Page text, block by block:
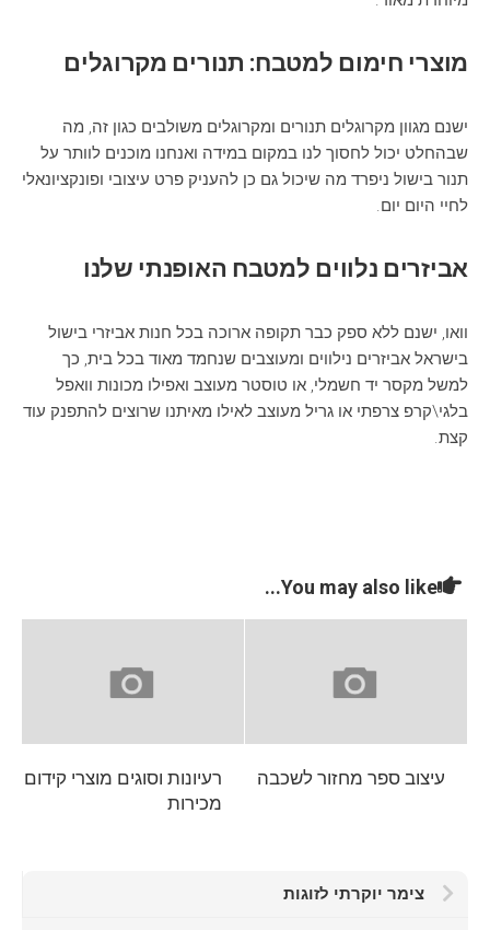
מוצרי חימום למטבח: תנורים מקרוגלים
ישנם מגוון מקרוגלים תנורים ומקרוגלים משולבים כגון זה, מה
שבהחלט יכול לחסוך לנו במקום במידה ואנחנו מוכנים לוותר על
תנור בישול ניפרד מה שיכול גם כן להעניק פרט עיצובי ופונקציונאלי
לחיי היום יום.
אביזרים נלווים למטבח האופנתי שלנו
וואו, ישנם ללא ספק כבר תקופה ארוכה בכל חנות אביזרי בישול
בישראל אביזרים נילווים ומעוצבים שנחמד מאוד בכל בית, כך
למשל מקסר יד חשמלי, או טוסטר מעוצב ואפילו מכונות וואפל
בלגי\קרפ צרפתי או גריל מעוצב לאילו מאיתנו שרוצים להתפנק עוד
קצת.
You may also like...
רעיונות וסוגים מוצרי קידום
מכירות
עיצוב ספר מחזור לשכבה
צימר יוקרתי לזוגות